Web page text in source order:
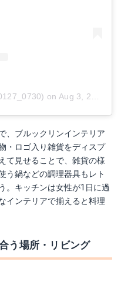
on Aug 3, 2018 at 3:51am PDT
、ブルックリンインテリア
・ロゴ入り雑貨をディスプ
て見せることで、雑貨の様
う鍋などの調理器具もレト
。キッチンは女性が1日に過
インテリアで揃えると料理
う場所・リビング